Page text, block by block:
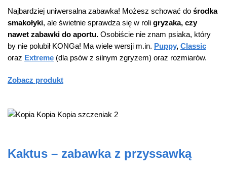
Najbardziej uniwersalna zabawka! Możesz schować do środka
smakołyki, ale świetnie sprawdza się w roli gryzaka, czy
nawet zabawki do aportu. Osobiście nie znam psiaka, który
by nie polubił KONGa! Ma wiele wersji m.in. Puppy, Classic
oraz Extreme (dla psów z silnym zgryzem) oraz rozmiarów.
Zobacz produkt
Kaktus – zabawka z przyssawką